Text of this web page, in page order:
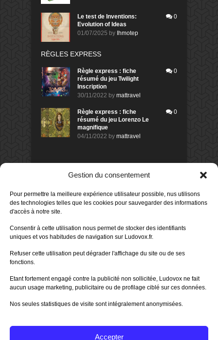
Gestion du consentement
Pour permettre la meilleure expérience utilisateur possible, nus utilisons
des technologies telles que les cookies pour sauvegarder des informations
d'accès à notre site.
Consentir à cette utilisation nous permet de stocker des identifiants
uniques et vos habitudes de navigation sur Ludovox.fr.
Refuser cette utilisation peut dégrader l'affichage du site ou de ses
fonctions.
Etant fortement engagé contre la publicité non sollicitée, Ludovox ne fait
aucun usage marketing, publicitaire ou de profilage ciblé sur ces données.
Nos seules statistiques de visite sont intégralement anonymisées.
Accepter
Le test de Inventions:
Evolution of Ideas
01/07/2025 by Ihmotep
0
RÈGLES EXPRESS
Règle express : fiche
résumé du jeu Twilight
Inscription
30/11/2022 by mattravel
0
Règle express : fiche
résumé du jeu Lorenzo Le
magnifique
04/11/2022 by mattravel
0
Sur le jeu Detective Box - Ciao
Bella
Avis demorlockbob
Sur le jeu Detective Box - Ciao
Publié leil y a 1 jour
80%
Sur le jeu Aeterna
Publié leil y a 2 jours
Avis degroule
Le Jeu de
Publié le
il y a 6 jours
80%